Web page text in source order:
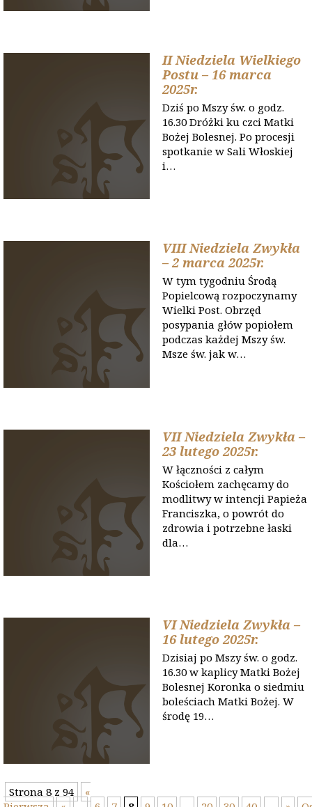
II Niedziela Wielkiego
Postu – 16 marca
2025r.
Dziś po Mszy św. o godz.
16.30 Dróżki ku czci Matki
Bożej Bolesnej. Po procesji
spotkanie w Sali Włoskiej
i…
VIII Niedziela Zwykła
– 2 marca 2025r.
W tym tygodniu Środą
Popielcową rozpoczynamy
Wielki Post. Obrzęd
posypania głów popiołem
podczas każdej Mszy św.
Msze św. jak w…
VII Niedziela Zwykła –
23 lutego 2025r.
W łączności z całym
Kościołem zachęcamy do
modlitwy w intencji Papieża
Franciszka, o powrót do
zdrowia i potrzebne łaski
dla…
VI Niedziela Zwykła –
16 lutego 2025r.
Dzisiaj po Mszy św. o godz.
16.30 w kaplicy Matki Bożej
Bolesnej Koronka o siedmiu
boleściach Matki Bożej. W
środę 19…
Strona 8 z 94
«